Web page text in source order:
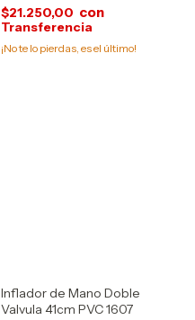
$21.250,00 con
¡No te lo pierdas, es el último!
Inflador de Mano Doble
Valvula 41cm PVC 1607